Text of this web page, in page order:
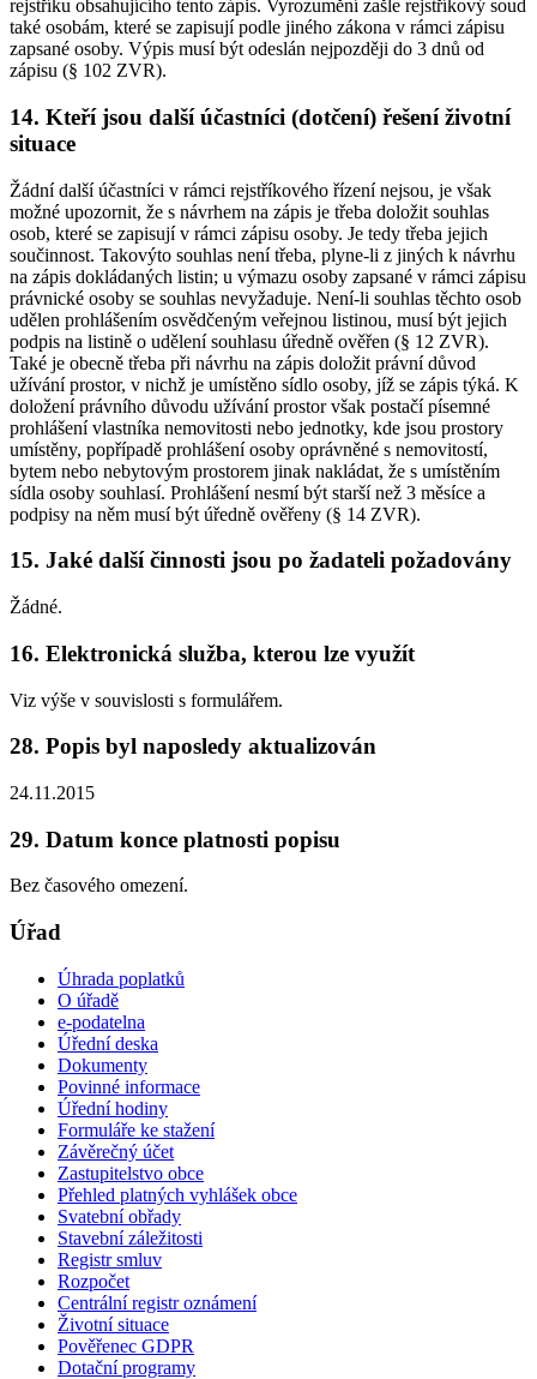
rejstříku obsahujícího tento zápis. Vyrozumění zašle rejstříkový soud
také osobám, které se zapisují podle jiného zákona v rámci zápisu
zapsané osoby. Výpis musí být odeslán nejpozději do 3 dnů od
zápisu (§ 102 ZVR).
14. Kteří jsou další účastníci (dotčení) řešení životní
situace
Žádní další účastníci v rámci rejstříkového řízení nejsou, je však
možné upozornit, že s návrhem na zápis je třeba doložit souhlas
osob, které se zapisují v rámci zápisu osoby. Je tedy třeba jejich
součinnost. Takovýto souhlas není třeba, plyne-li z jiných k návrhu
na zápis dokládaných listin; u výmazu osoby zapsané v rámci zápisu
právnické osoby se souhlas nevyžaduje. Není-li souhlas těchto osob
udělen prohlášením osvědčeným veřejnou listinou, musí být jejich
podpis na listině o udělení souhlasu úředně ověřen (§ 12 ZVR).
Také je obecně třeba při návrhu na zápis doložit právní důvod
užívání prostor, v nichž je umístěno sídlo osoby, jíž se zápis týká. K
doložení právního důvodu užívání prostor však postačí písemné
prohlášení vlastníka nemovitosti nebo jednotky, kde jsou prostory
umístěny, popřípadě prohlášení osoby oprávněné s nemovitostí,
bytem nebo nebytovým prostorem jinak nakládat, že s umístěním
sídla osoby souhlasí. Prohlášení nesmí být starší než 3 měsíce a
podpisy na něm musí být úředně ověřeny (§ 14 ZVR).
15. Jaké další činnosti jsou po žadateli požadovány
Žádné.
16. Elektronická služba, kterou lze využít
Viz výše v souvislosti s formulářem.
28. Popis byl naposledy aktualizován
24.11.2015
29. Datum konce platnosti popisu
Bez časového omezení.
Úřad
Úhrada poplatků
O úřadě
e-podatelna
Úřední deska
Dokumenty
Povinné informace
Úřední hodiny
Formuláře ke stažení
Závěrečný účet
Zastupitelstvo obce
Přehled platných vyhlášek obce
Svatební obřady
Stavební záležitosti
Registr smluv
Rozpočet
Centrální registr oznámení
Životní situace
Pověřenec GDPR
Dotační programy